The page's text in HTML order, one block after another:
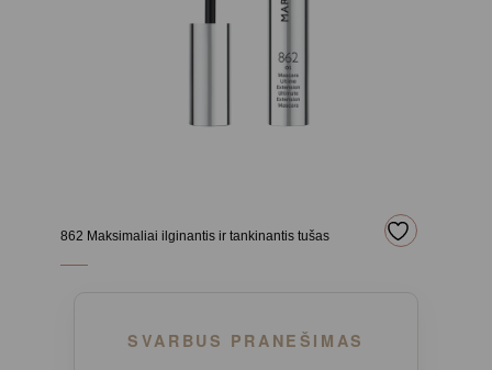
862 Maksimaliai ilginantis ir tankinantis tušas
SVARBUS PRANEŠIMAS